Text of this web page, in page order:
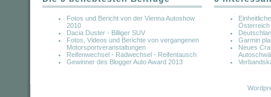
Fotos und Bericht von der Vienna Autoshow
2010
Dacia Duster - Billiger SUV
Fotos, Videos und Berichte von vergangenen
Motorsportveranstaltungen
Reifenwechsel - Radwechsel - Reifentausch
Gewinner des Blogger Auto Award 2013
Österreich
Garmin
Neues